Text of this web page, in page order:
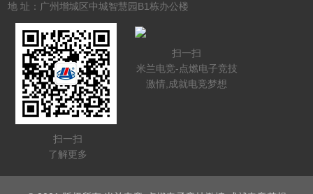
地 址：广州增城区中城智慧园B1栋办公楼
扫一扫
了解更多
扫一扫
米兰电竞-点燃电子竞技
激情,成就电竞梦想